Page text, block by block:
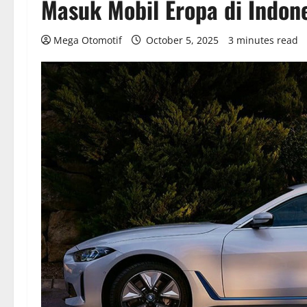
Masuk Mobil Eropa di
Mega Otomotif October 5, 2025 3 minutes read